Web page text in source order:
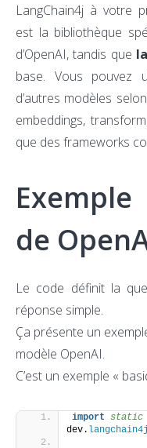
LangChain4j à votre
est la bibliothèque
d’OpenAI, tandis que
base. Vous pouvez
d’autres modèles
embeddings,
que des frameworks
de
Le code définit la
réponse simple.
Ça présente un
modèle OpenAI.
C’est un exemple «
import static
dev. langchain4j